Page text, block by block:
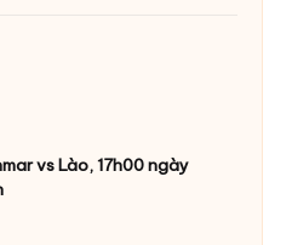
vs Lào, 17h00 ngày